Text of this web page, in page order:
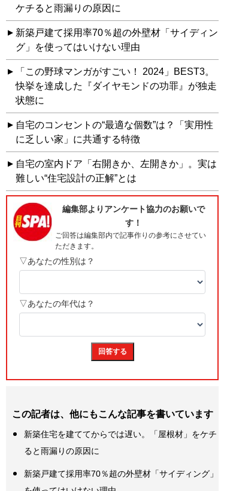
ケチると雨漏りの原因に
新築戸建て採用率70％超の外壁材「サイディン
グ」を使ってはいけない理由
「この野球マンガがすごい！ 2024」BEST3。
快挙を達成した『ダイヤモンドの功罪』が独走
状態に
自宅のコンセントの“最適な個数”は？「実用性
に乏しい家」に共通する特徴
自宅の室内ドア「右開きか、左開きか」。実は
難しい“住宅設計の正解”とは
この記者は、他にもこんな記事を書いています
新築住宅を建ててからでは遅い。「屋根材」をケチ
ると雨漏りの原因に
新築戸建て採用率70％超の外壁材「サイディング」